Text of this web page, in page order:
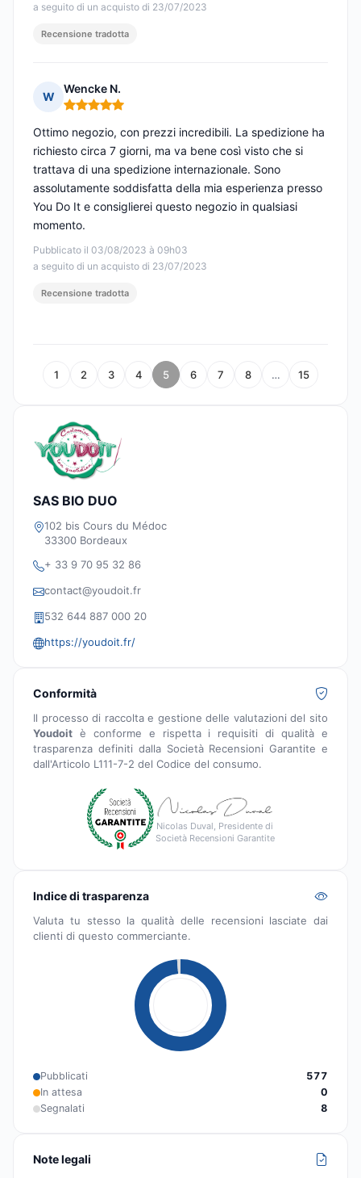
a seguito di un acquisto di 23/07/2023
Recensione tradotta
W
Wencke N.
Nota: 5 su 5
Pubblicato il 03/08/2023 à 09h03
a seguito di un acquisto di 23/07/2023
Ottimo negozio, con prezzi incredibili. La spedizione ha
richiesto circa 7 giorni, ma va bene così visto che si
trattava di una spedizione internazionale. Sono
assolutamente soddisfatta della mia esperienza presso
You Do It e consiglierei questo negozio in qualsiasi
momento.
Recensione tradotta
1 2 3 4 5 6 7 8 … 15
SAS BIO DUO
102 bis Cours du Médoc
33300 Bordeaux
+ 33 9 70 95 32 86
contact@youdoit.fr
532 644 887 000 20
https://youdoit.fr/
Conformità
Il processo di raccolta e gestione delle valutazioni del sito
Youdoit è conforme e rispetta i requisiti di qualità e
trasparenza definiti dalla Società Recensioni Garantite e
dall'Articolo L111-7-2 del Codice del consumo.
Nicolas Duval, Presidente di
Società Recensioni Garantite
Indice di trasparenza
Valuta tu stesso la qualità delle recensioni lasciate dai
clienti di questo commerciante.
Pubblicati
577
In attesa
0
Segnalati
8
Note legali